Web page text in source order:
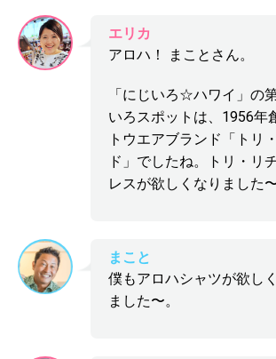
エリカ
アロハ！ まことさん。
「にじいろ☆ハワイ」の
いろスポットは、1956年
トウエアブランド「トリ
ド」でしたね。トリ・リ
レスが欲しくなりました〜
まこと
僕もアロハシャツが欲し
ました〜。